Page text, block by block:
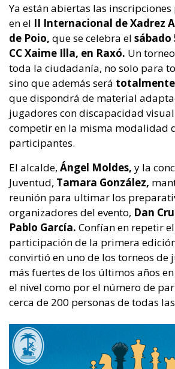
Ya están abiertas las
en el II Internacional de Xadrez
de Poio, que se celebra el sábado
CC Xaime Illa, en Raxó. Un
toda la ciudadanía, no solo para
sino que además será
que dispondrá de material
jugadores con discapacidad
competir en la misma modalidad
participantes.
El alcalde, Ángel Moldes, y la
Juventud, Tamara González,
reunión para ultimar los
organizadores del evento, Dan
Pablo García. Confían en repetir
participación de la primera
convirtió en uno de los torneos de
más fuertes de los últimos años
el nivel como por el número de
cerca de 200 personas de todas